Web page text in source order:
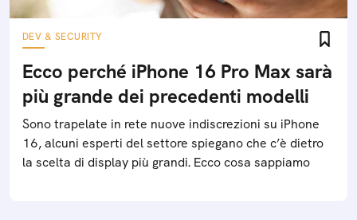
DEV & SECURITY
Ecco perché iPhone 16 Pro Max sarà
più grande dei precedenti modelli
Sono trapelate in rete nuove indiscrezioni su iPhone
16, alcuni esperti del settore spiegano che c’è dietro
la scelta di display più grandi. Ecco cosa sappiamo